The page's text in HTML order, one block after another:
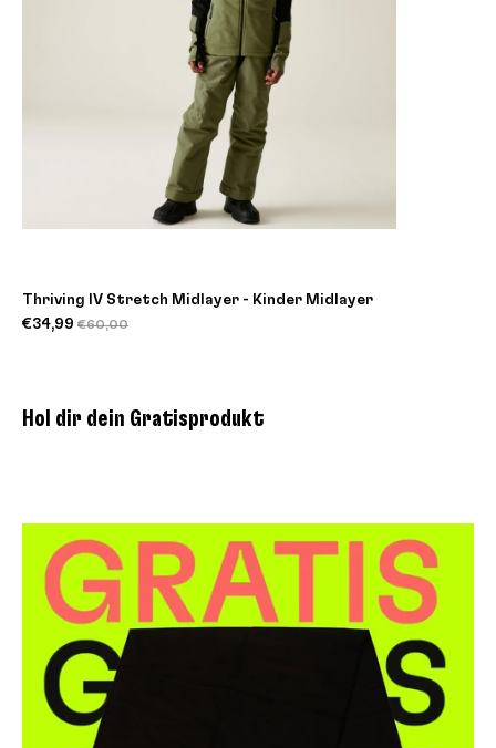
Thriving IV Stretch Midlayer - Kinder Midlayer
€34,99 €60,00
Hol dir dein Gratisprodukt